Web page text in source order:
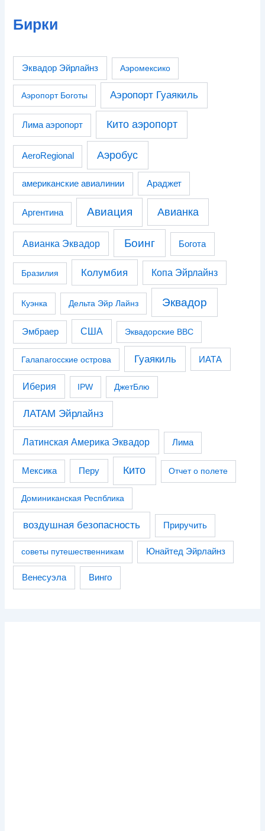
Бирки
Эквадор Эйрлайнз Аэромексико
Аэропорт Боготы Аэропорт Гуаякиль
Лима аэропорт Кито аэропорт
AeroRegional Аэробус
американские авиалинии Араджет
Аргентина Авиация Авианка
Авианка Эквадор Боинг Богота
Бразилия Колумбия Копа Эйрлайнз
Куэнка Дельта Эйр Лайнз Эквадор
Эмбраер США Эквадорские ВВС
Галапагосские острова Гуаякиль ИАТА
Иберия IPW ДжетБлю
ЛАТАМ Эйрлайнз
Латинская Америка Эквадор Лима
Мексика Перу Кито Отчет о полете
Доминиканская Респблика
воздушная безопасность Приручить
советы путешественникам Юнайтед Эйрлайнз
Венесуэла Винго